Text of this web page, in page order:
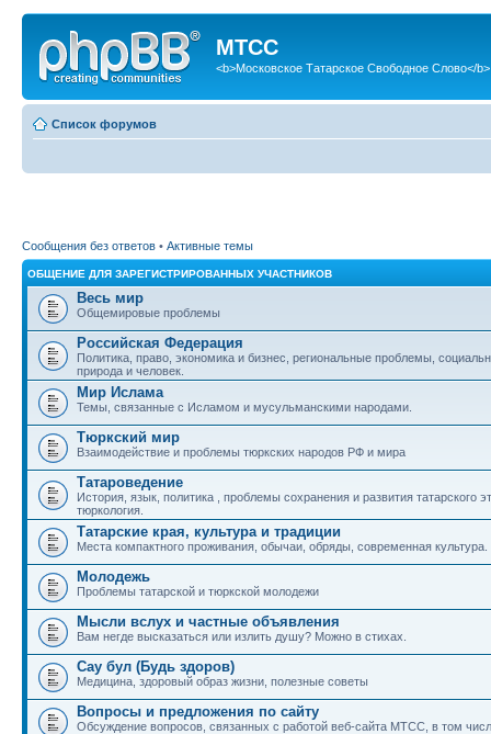
МТСС
<b>Московское Татарское Свободное Слово</b>
Список форумов
Сообщения без ответов • Активные темы
ОБЩЕНИЕ ДЛЯ ЗАРЕГИСТРИРОВАННЫХ УЧАСТНИКОВ
Весь мир
Общемировые проблемы
Российская Федерация
Политика, право, экономика и бизнес, региональные проблемы,
природа и человек.
Мир Ислама
Темы, связанные с Исламом и мусульманскими народами.
Тюркский мир
Взаимодействие и проблемы тюркских народов РФ и мира
Татароведение
История, язык, политика , проблемы сохранения и развития татарского
тюркология.
Татарские края, культура и традиции
Места компактного проживания, обычаи, обряды, современная культура.
Молодежь
Проблемы татарской и тюркской молодежи
Мысли вслух и частные объявления
Вам негде высказаться или излить душу? Можно в стихах.
Сау бул (Будь здоров)
Медицина, здоровый образ жизни, полезные советы
Вопросы и предложения по сайту
Обсуждение вопросов, связанных с работой веб-сайта МТСС, в том